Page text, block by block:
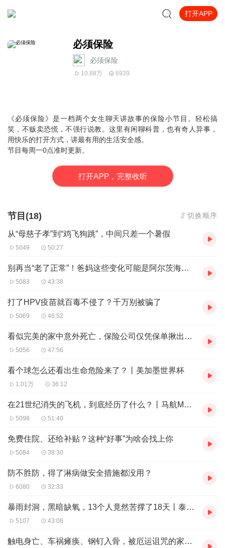
打开APP
必须保险
必须保险
10.88万 6939
《必须保险》是一档两个女生聊天讲故事的保险小节目。轻松搞
笑，不贩卖恐慌，不强行说教。这里有闲聊科普，也有奇人异事，
用快乐的打开方式，讲最有用的生活安全感。
节目每周一0点准时更新。
打开APP，完整收听
节目(18) 切换顺序
从“母慈子孝”到“鸡飞狗跳”，中间只差一个暑假
5049 50:27
别再当“老了正常”！爸妈这些变化可能是阿尔茨海默症
5083 43:38
打了HPV疫苗就百毒不侵了？千万别被骗了
5069 46:52
看似完美的家中意外死亡，保险公司仅凭保单揪出凶手丨澳洲网红杀母案
5056 47:56
看个球怎么还看出生命危险来了？丨美加墨世界杯
1.01万 36:12
在21世纪消失的飞机，到底经历了什么？丨马航MH370
5098 51:40
免费住院、还给补贴？这种“好事”为啥会找上你
5084 38:30
防不胜防，得了淋病做安全措施都没用？
6080 32:33
暴雨封洞，黑暗缺氧，13个人竟然苦撑了18天丨泰国睡美人洞救援
5107 43:08
触电身亡、车祸瘫痪、钢钉入骨，被厄运诅咒的家庭丨江苏徐州诡异连环案